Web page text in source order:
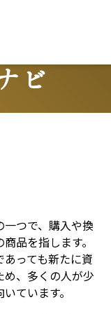
ビ
つで、購入や換
品を指します。
っても新たに資
、多くの人が少
ています。